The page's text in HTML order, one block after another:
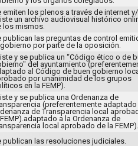
emiten los plenos a través de internet
un archivo audiovisual histórico
los mismos.
publican las preguntas de control
por parte de la oposición.
y se publica un “Código ético o de
del ayuntamiento
al Código de buen gobierno
por unanimidad de los grupos
en la FEMP).
y se publica una Ordenanza de
(preferentemente adaptado
de Transparencia local
a la Ordenanza de
local aprobado de la FEMP).
publican las resoluciones judiciales.